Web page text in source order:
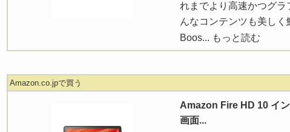
れまでより高速かつグ
んなコンテンツも美し
Boos... もっと読む
Amazon.co.jpで買う
Amazon Fire HD 10 イ
画面...